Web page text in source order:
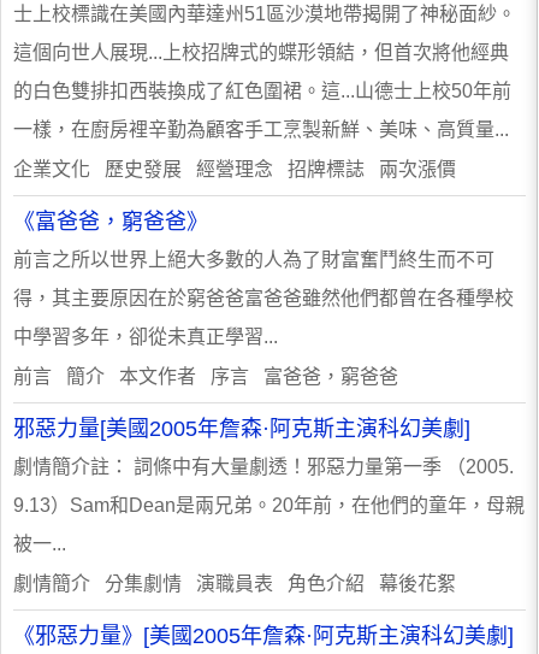
士上校標識在美國內華達州51區沙漠地帶揭開了神秘面紗。
這個向世人展現...上校招牌式的蝶形領結，但首次將他經典
的白色雙排扣西裝換成了紅色圍裙。這...山德士上校50年前
一樣，在廚房裡辛勤為顧客手工烹製新鮮、美味、高質量...
企業文化 歷史發展 經營理念 招牌標誌 兩次漲價
《富爸爸，窮爸爸》
前言之所以世界上絕大多數的人為了財富奮鬥終生而不可
得，其主要原因在於窮爸爸富爸爸雖然他們都曾在各種學校
中學習多年，卻從未真正學習...
前言 簡介 本文作者 序言 富爸爸，窮爸爸
邪惡力量[美國2005年詹森·阿克斯主演科幻美劇]
劇情簡介註： 詞條中有大量劇透！邪惡力量第一季 （2005.
9.13）Sam和Dean是兩兄弟。20年前，在他們的童年，母親
被一...
劇情簡介 分集劇情 演職員表 角色介紹 幕後花絮
《邪惡力量》[美國2005年詹森·阿克斯主演科幻美劇]